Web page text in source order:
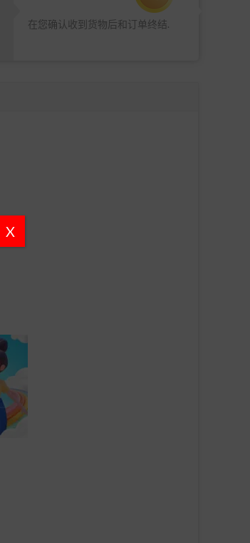
X
在您确认收到货物后和订单终结.